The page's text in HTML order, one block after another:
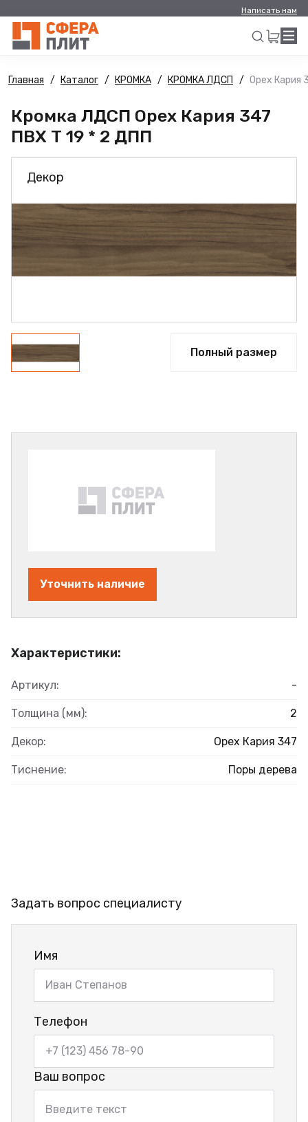
Написать нам
Искать
Главная Каталог КРОМКА КРОМКА ЛДСП Орех Кария
Кромка ЛДСП Орех Кария 347
ПВХ Т 19 * 2 ДПП
Декор
Полный размер
Характеристики:
Артикул: -
Толщина (мм): 2
Декор: Орех Кария 347
Тиснение: Поры дерева
Уточнить наличие
Задать вопрос специалисту
Имя
Телефон
Ваш вопрос